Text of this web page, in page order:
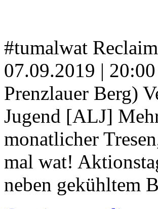
#tumalwat
07.09.2019 |
Prenzlauer Berg)
Jugend [ALJ]
monatlicher
mal wat!
neben gekühltem